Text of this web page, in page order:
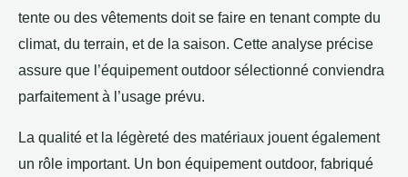
tente ou des vêtements doit se faire en tenant compte du
climat, du terrain, et de la saison. Cette analyse précise
assure que l’équipement outdoor sélectionné conviendra
parfaitement à l’usage prévu.
La qualité et la légèreté des matériaux jouent également
un rôle important. Un bon équipement outdoor, fabriqué